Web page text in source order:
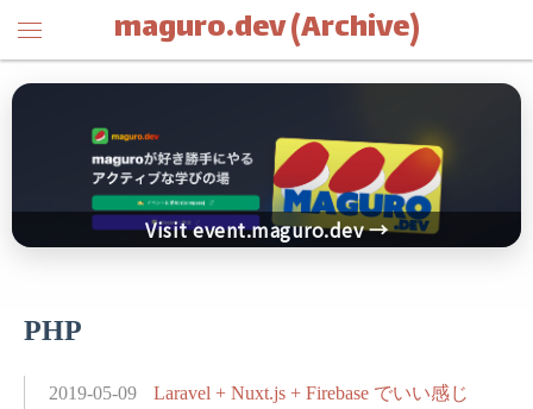
maguro.dev (Archive)
Visit event.maguro.dev →
PHP
2019-05-09
Laravel + Nuxt.js + Firebase でいい感じ